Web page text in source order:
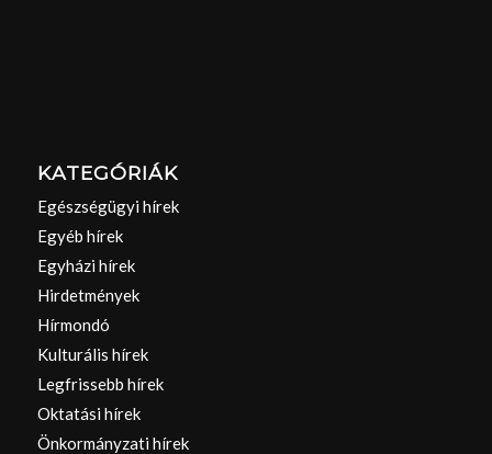
KATEGÓRIÁK
Egészségügyi hírek
Egyéb hírek
Egyházi hírek
Hirdetmények
Hírmondó
Kulturális hírek
Legfrissebb hírek
Oktatási hírek
Önkormányzati hírek